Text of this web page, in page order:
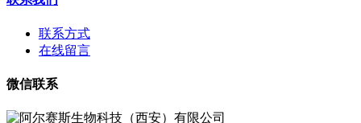
联系方式
在线留言
微信联系